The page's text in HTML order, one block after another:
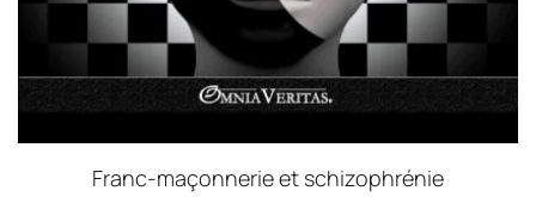
Franc-maçonnerie et schizophrénie